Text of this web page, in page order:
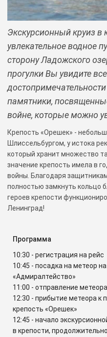
Экскурсионный круиз в
увлекательное водное
сторону Ладожского
прогулки Вы увидите
памятники,
войне, которые можно
Крепость «Орешек» -
Шлиссельбургом, у истока
который хранит множество
значение крепость имела в
войны. Благодаря
полностью замкнуть кольцо
героев крепости
Ленинград!
Программа
10:30 - регистрация на рейс
10:45 - посадка на метеор
«Адмиралтейство»
11:00 - отправление метеора
12:30 - прибытие метеора к
крепость «Орешек»
12:45 - начало
в крепости,